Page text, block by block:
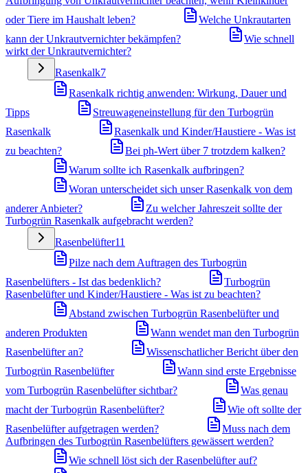
oder Tiere im Haushalt leben?
Welche Unkrautarten
kann der Unkrautvernichter bekämpfen?
Wie schnell
wirkt der Unkrautvernichter?
Rasenkalk7
Rasenkalk richtig anwenden: Wirkung, Dauer und
Tipps
Streuwageneinstellung für den Turbogrün
Rasenkalk
Rasenkalk und Kinder/Haustiere - Was ist
zu beachten?
Bei ph-Wert über 7 trotzdem kalken?
Warum sollte ich Rasenkalk aufbringen?
Woran unterscheidet sich unser Rasenkalk von dem
anderer Anbieter?
Zu welcher Jahreszeit sollte der
Turbogrün Rasenkalk aufgebracht werden?
Rasenbelüfter11
Pilze nach dem Auftragen des Turbogrün
Rasenbelüfters - Ist das bedenklich?
Turbogrün
Rasenbelüfter und Kinder/Haustiere - Was ist zu beachten?
Abstand zwischen Turbogrün Rasenbelüfter und
anderen Produkten
Wann wendet man den Turbogrün
Rasenbelüfter an?
Wissenschatlicher Bericht über den
Turbogrün Rasenbelüfter
Wann sind erste Ergebnisse
vom Turbogrün Rasenbelüfter sichtbar?
Was genau
macht der Turbogrün Rasenbelüfter?
Wie oft sollte der
Rasenbelüfter aufgetragen werden?
Muss nach dem
Aufbringen des Turbogrün Rasenbelüfters gewässert werden?
Wie schnell löst sich der Rasenbelüfter auf?